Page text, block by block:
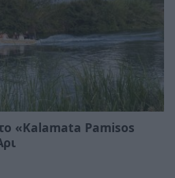
«Kalamata Pamisos